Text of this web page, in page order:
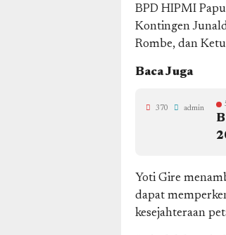
BPD HIPMI
Kontingen
Rombe, dan
Baca Juga
370 admin
Yoti Gire
dapat
kesejahteraan